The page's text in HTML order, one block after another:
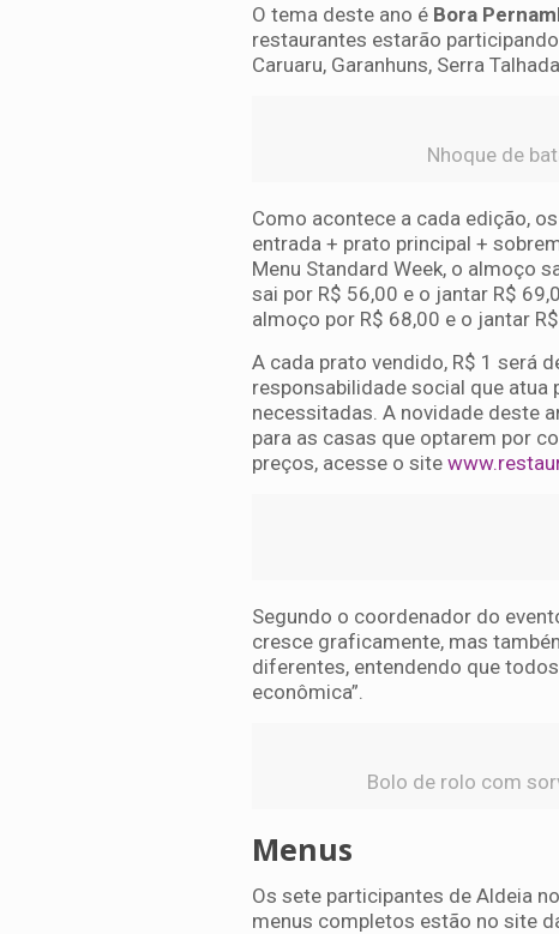
O tema deste ano é Bora
restaurantes estarão
Caruaru, Garanhuns, Serra
Nhoque de
Como acontece a cada edição,
entrada + prato principal +
Menu Standard Week, o almoço
sai por R$ 56,00 e o jantar R$
almoço por R$ 68,00 e o jantar
A cada prato vendido, R$ 1 será
responsabilidade social que
necessitadas. A novidade deste
para as casas que optarem por
preços, acesse o site
Segundo o coordenador do
cresce graficamente, mas
diferentes, entendendo que
econômica”.
Bolo de rolo com
Menus
Os sete participantes de Aldeia
menus completos estão no site